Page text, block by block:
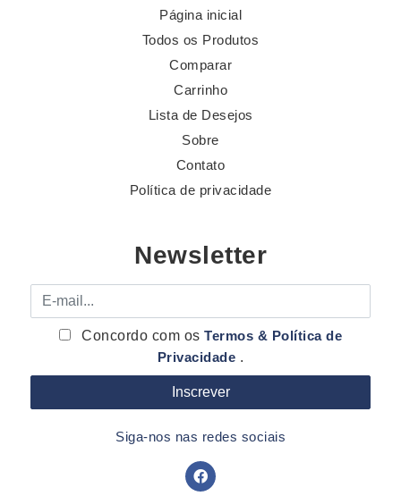
Página inicial
Todos os Produtos
Comparar
Carrinho
Lista de Desejos
Sobre
Contato
Política de privacidade
Newsletter
E-mail
Concordo com osTermos & Política de
Privacidade .
Siga-nos nas redes sociais